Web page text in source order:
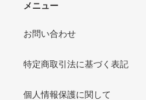
メニュー
お問い合わせ
特定商取引法に基づく表記
個人情報保護に関して